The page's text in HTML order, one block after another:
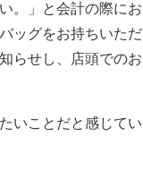
。」と会計の際にお
ッグをお持ちいただ
らせし、店頭でのお
いことだと感じてい